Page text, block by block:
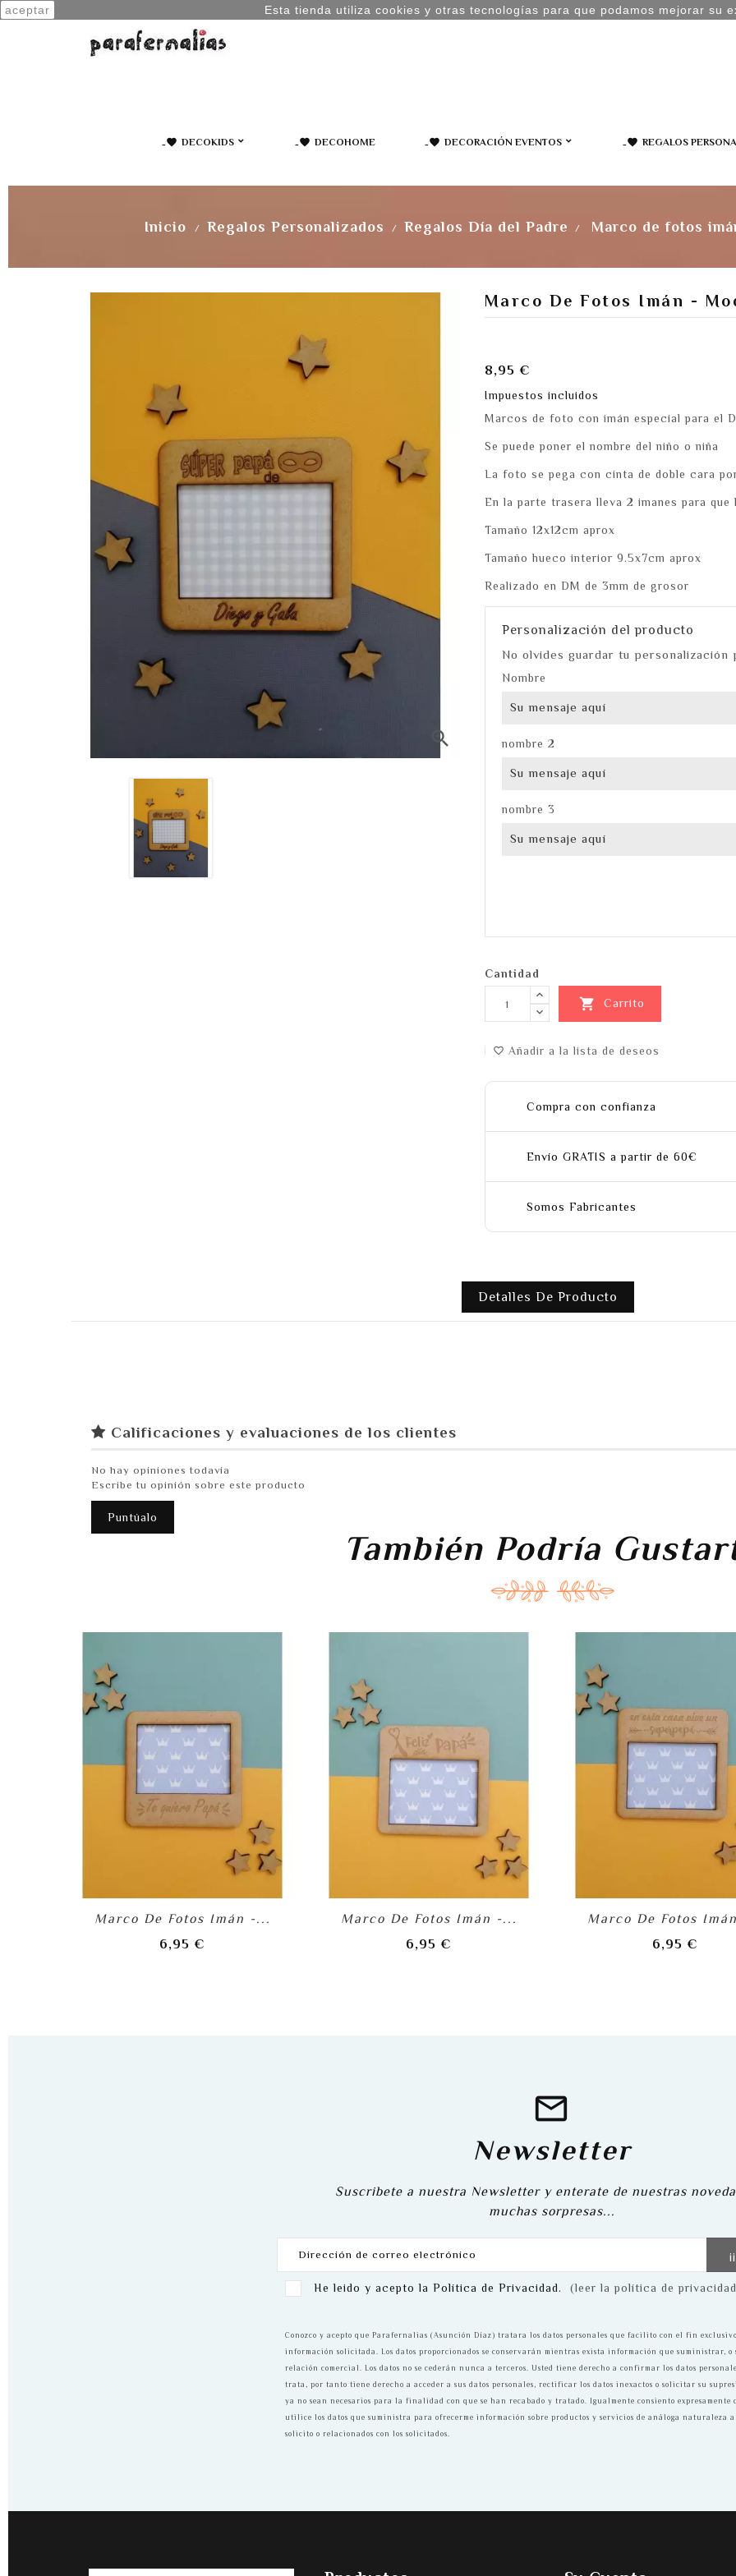
icon-favorite DECOKIDS icon-favorite DECOHOME icon-favorite DECORACIÓN EVENTOS icon-favorite REGALOS
Inicio Regalos Personalizados Regalos Día del Padre Marco de fotos

Marco De Fotos Imán -
8,95 €
Impuestos incluidos
Marcos de foto con imán especial para el
Se puede poner el nombre del niño o niña
La foto se pega con cinta de doble cara
En la parte trasera lleva 2 imanes para que
Tamaño 12x12cm aprox
Tamaño hueco interior 9.5x7cm aprox
Realizado en DM de 3mm de grosor
Personalización del producto
No olvides guardar tu personalización
Nombre
nombre 2
nombre 3
Cantidad
 Carrito
favorite_border Añadir a la lista de deseos
Compra con confianza
Envío GRATIS a partir de 60€
Somos Fabricantes
Detalles De Producto
Calificaciones y evaluaciones de los clientes
No hay opiniones todavía
Escribe tu opinión sobre este producto
Puntúalo
También Podría
Marco De Fotos Imán -...
6,95 €
Marco De Fotos Imán -...
6,95 €
Marco De Fotos
6,95 €
Newsletter
Suscribete a nuestra Newsletter y enterate de nuestras
muchas sorpresas...
He leido y acepto la Política de Privacidad. (leer la política de
Conozco y acepto que Parafernalias (Asunción Díaz) tratara los datos personales que facilito con el fin
información solicitada. Los datos proporcionados se conservarán mientras exista información que suministrar, o
relación comercial. Los datos no se cederán nunca a terceros. Usted tiene derecho a confirmar los datos
trata, por tanto tiene derecho a acceder a sus datos personales, rectificar los datos inexactos o solicitar su
ya no sean necesarios para la finalidad con que se han recabado y tratado. Igualmente consiento
utilice los datos que suministra para ofrecerme información sobre productos y servicios de análoga naturaleza
solicito o relacionados con los solicitados.
aceptar Esta tienda utiliza cookies y otras tecnologías para que podamos mejorar su